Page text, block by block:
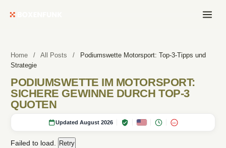
Home / All Posts /
Podiumswette Motorsport: Top-3-Tipps und
Strategie
PODIUMSWETTE IM MOTORSPORT:
SICHERE GEWINNE DURCH TOP-3
QUOTEN
Updated August 2026 18+
Failed to load. Retry